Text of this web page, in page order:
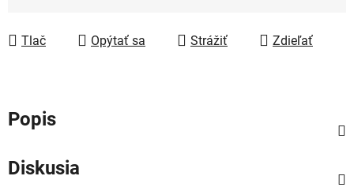
Tlač Opýtať sa Strážiť Zdieľať
Popis
Diskusia